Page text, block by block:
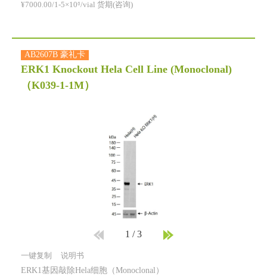
¥7000.00/1-5×10⁶/vial 货期(咨询)
AB2607B 豪礼卡
ERK1 Knockout Hela Cell Line (Monoclonal)
（K039-1-1M）
1 /3
一键复制 说明书
ERK1基因敲除Hela细胞（Monoclonal）